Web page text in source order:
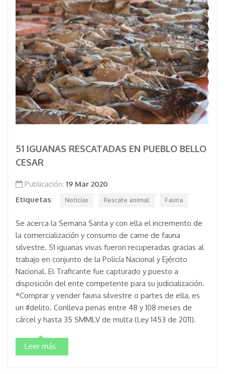
51 IGUANAS RESCATADAS EN PUEBLO BELLO
CESAR
Publicación: 19 Mar 2020
Etiquetas: Noticias Rescate animal Fauna
Se acerca la Semana Santa y con ella el incremento de
la comercialización y consumo de carne de fauna
silvestre. 51 iguanas vivas fueron recuperadas gracias al
trabajo en conjunto de la Policía Nacional y Ejército
Nacional. El Traficante fue capturado y puesto a
disposición del ente competente para su judicialización.
*Comprar y vender fauna silvestre o partes de ella, es
un #delito. Conlleva penas entre 48 y 108 meses de
cárcel y hasta 35 SMMLV de multa (Ley 1453 de 2011).
Leer más